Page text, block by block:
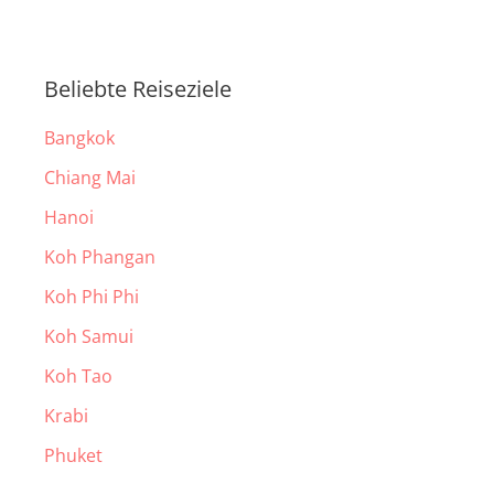
Beliebte Reiseziele
Bangkok
Chiang Mai
Hanoi
Koh Phangan
Koh Phi Phi
Koh Samui
Koh Tao
Krabi
Phuket